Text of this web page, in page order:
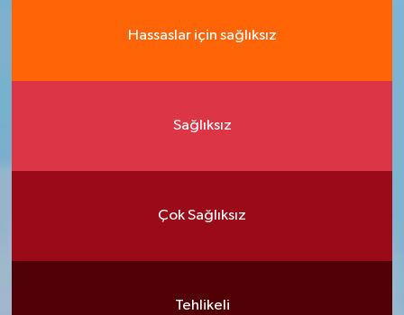
Hassaslar için sağlıksız
Sağlıksız
Çok Sağlıksız
Tehlikeli